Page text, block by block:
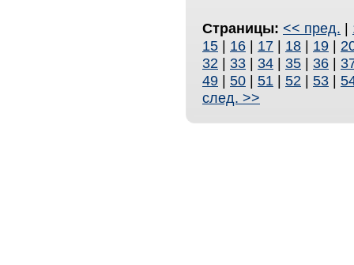
Страницы: << пред. |
15 | 16 | 17 | 18 | 19 |
32 | 33 | 34 | 35 | 36 |
49 | 50 | 51 | 52 | 53 |
след. >>